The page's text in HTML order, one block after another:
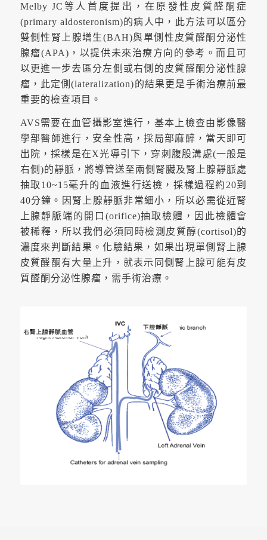
Melby JC等人首度提出，在原發性皮質醛酮症
(primary aldosteronism)的病人中，此方法可以區分
雙側性腎上腺增生(BAH)與單側性皮質醛酮分泌性
腺瘤(APA)，以提供未來治療方向的參考。而且可
以更進一步去區分左側或右側的皮質醛酮分泌性腺
瘤，此定側(lateralization)的結果更是手術治療前最
重要的檢查項目。
AVS需要在血管攝影室進行，基本上檢查由影像醫
學部醫師進行，安全性高，採局部麻醉，當天即可
出院，採樣是在X光導引下，穿刺腹股溝處(一般是
右側)的靜脈，將導管送至兩側腎臟及腎上腺靜脈處
抽取10~15毫升的血液進行送檢，採樣過程約20到
40分鐘。因腎上腺靜脈非常細小，所以必需從近腎
上腺靜脈端的開口(orifice)抽取檢體，因此檢體會
被稀釋，所以我們必須同時檢測皮質醇(cortisol)的
濃度來判斷結果。化驗結果，如果出現單側腎上腺
皮質醛酮有大量上升，就表示同側腎上腺可能有皮
質醛酮分泌性腺瘤，需手術治療。